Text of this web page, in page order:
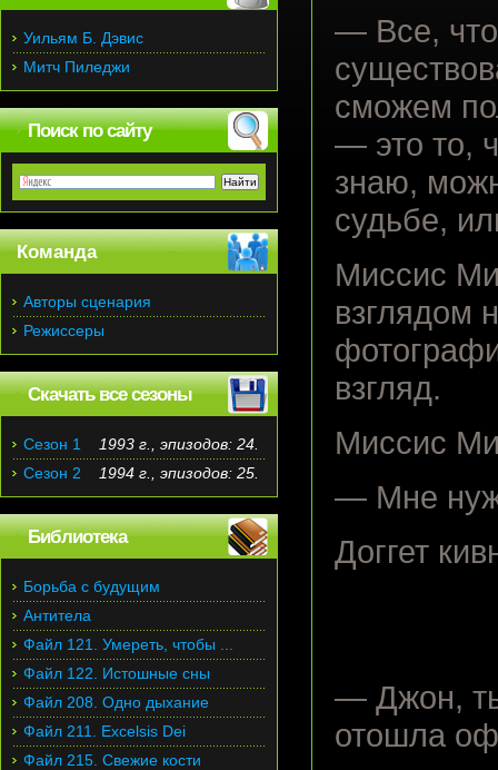
— Все,
сможем
— это то,
знаю,
судьбе,
Миссис
взглядом
взгляд.
Миссис
— Мне
Доггет
— Джон,
отошла
Уильям Б. Дэвис
Митч Пиледжи
Поиск по сайту
Команда
Авторы сценария
Режиссеры
Скачать все сезоны
Сезон 1
1993 г., эпизодов: 24.
Сезон 2
1994 г., эпизодов: 25.
Библиотека
Борьба с будущим
Антитела
Файл 121. Умереть, чтобы ...
Файл 122. Истошные сны
Файл 208. Одно дыхание
Файл 211. Excelsis Dei
Файл 215. Свежие кости